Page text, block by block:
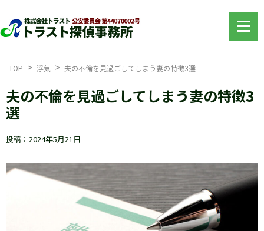
TOP 浮気 夫の不倫を見過ごしてしまう妻の特徴3選
夫の不倫を見過ごしてしまう妻の特徴3
選
投稿：2024年5月21日